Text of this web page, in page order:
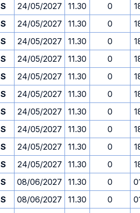
S 24/05/2027 11.30 0
S 24/05/2027 11.30 0
S 24/05/2027 11.30 0
S 24/05/2027 11.30 0
S 24/05/2027 11.30 0
S 24/05/2027 11.30 0
S 24/05/2027 11.30 0
S 24/05/2027 11.30 0
S 24/05/2027 11.30 0
S 24/05/2027 11.30 0
S 08/06/2027 11.30 0
S 08/06/2027 11.30 0